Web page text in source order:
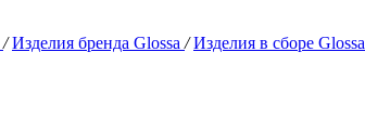
/ Изделия бренда Glossa / Изделия в сборе Glossa